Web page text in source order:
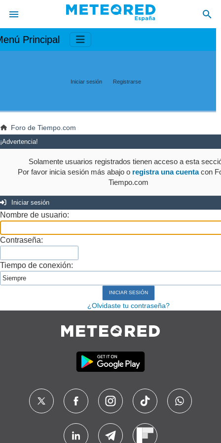
Principal
Iniciar sesión Registrarse
Foro de Tiempo.com
¡Advertencia!
Solamente usuarios registrados tienen acceso a esta
Por favor inicia sesión más abajo o registra una cuentacon
Tiempo.com
Iniciar sesión
Nombre de usuario:
Contraseña:
Tiempo de conexión:
¿Olvidaste tu contraseña?